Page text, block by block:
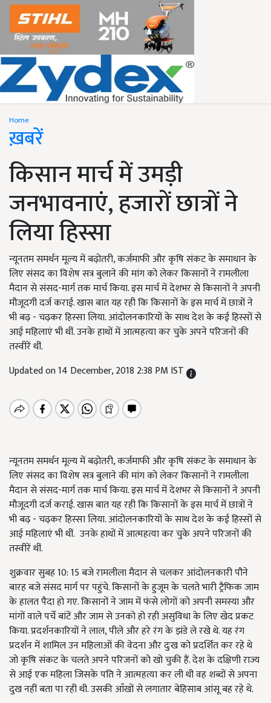
Home
ख़बरें
किसान मार्च में उमड़ी
जनभावनाएं, हजारों छात्रों ने
लिया हिस्सा
न्यूनतम समर्थन मूल्य में बढ़ोतरी, कर्जमाफी और कृषि संकट के समाधान के
लिए संसद का विशेष सत्र बुलाने की मांग को लेकर किसानों ने रामलीला
मैदान से संसद-मार्ग तक मार्च किया. इस मार्च में देशभर से किसानों ने अपनी
मौजूदगी दर्ज कराई. खास बात यह रही कि किसानों के इस मार्च में छात्रों ने
भी बढ़ - चढ़कर हिस्सा लिया. आंदोलनकारियों के साथ देश के कई हिस्सों से
आई महिलाएं भी थीं. उनके हाथों में आत्महत्या कर चुके अपने परिजनों की
तस्वीरें थीं.
Updated on 14 December, 2018 2:38 PM IST
न्यूनतम समर्थन मूल्य में बढ़ोतरी, कर्जमाफी और कृषि संकट के समाधान के
लिए संसद का विशेष सत्र बुलाने की मांग को लेकर किसानों ने रामलीला
मैदान से संसद-मार्ग तक मार्च किया. इस मार्च में देशभर से किसानों ने अपनी
मौजूदगी दर्ज कराई. खास बात यह रही कि किसानों के इस मार्च में छात्रों ने
भी बढ़ - चढ़कर हिस्सा लिया. आंदोलनकारियों के साथ देश के कई हिस्सों से
आई महिलाएं भी थीं. उनके हाथों में आत्महत्या कर चुके अपने परिजनों की
तस्वीरें थीं.
शुक्रवार सुबह 10: 15 बजे रामलीला मैदान से चलकर आंदोलनकारी पौने
बारह बजे संसद मार्ग पर पहुंचे. किसानों के हुजूम के चलते भारी ट्रैफिक जाम
के हालत पैदा हो गए. किसानों ने जाम में फंसे लोगों को अपनी समस्या और
मांगों वाले पर्चे बांटें और जाम से उनको हो रही असुविधा के लिए खेद प्रकट
किया. प्रदर्शनकारियों ने लाल, पीले और हरे रंग के झंडे ले रखे थे. यह रंग
प्रदर्शन में शामिल उन महिलाओं की वेदना और दुःख को प्रदर्शित कर रहे थे
जो कृषि संकट के चलते अपने परिजनों को खो चुकी हैं. देश के दक्षिणी राज्य
से आई एक महिला जिसके पति ने आत्महत्या कर ली थी वह शब्दों से अपना
दुख नहीं बता पा रही थी. उसकी आँखों से लगातार बेहिसाब आंसू बह रहे थे.